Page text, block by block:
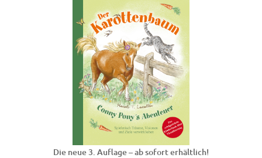
Die neue 3. Auflage – ab sofort erhältlich!